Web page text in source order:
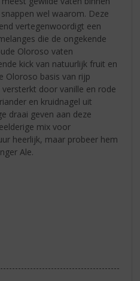
wel waarom. Deze
vertegenwoordigt een
die de ongekende
Oloroso vaten
kick van natuurlijk fruit en
Oloroso basis van rijp
door vanille en rode
en kruidnagel uit
draai geven aan deze
mix voor
heerlijk, maar probeer hem
Ale.